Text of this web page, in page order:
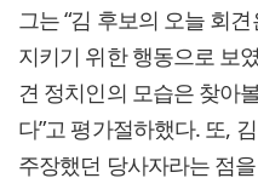
그는 “김 후보의 오늘 회
지키기 위한 행동으로 보
견 정치인의 모습은 찾아
다”고 평가절하했다. 또,
주장했던 당사자라는 점